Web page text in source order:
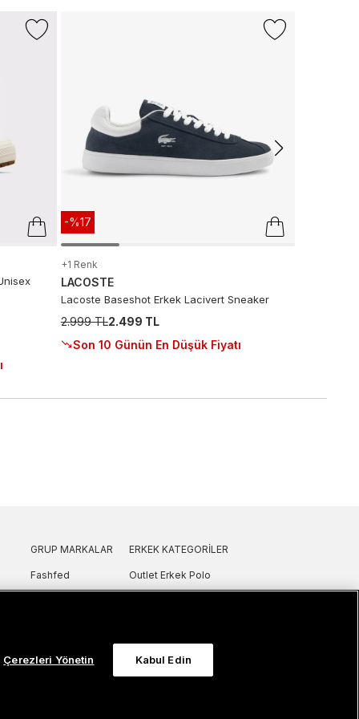
-%17
+1 Renk
LACOSTE
Lacoste Baseshot Erkek Lacivert Sneaker
2.999 TL2.499 TL
Son 10 Günün En Düşük Fiyatı
GRUP MARKALAR
Fashfed
Lacoste
ERKEK KATEGORILER
Outlet Erkek Polo
Outlet Erkek T-Shirt
Çerezleri Yönetin Kabul Edin